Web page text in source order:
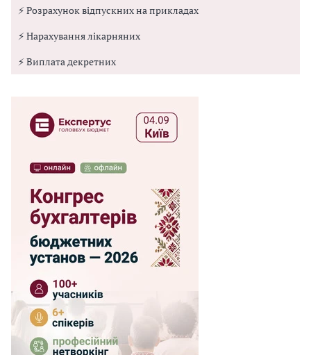
⚡ Розрахунок відпускних на прикладах
⚡ Нарахування лікарняних
⚡ Виплата декретних